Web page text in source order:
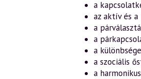
a
az aktív és a
a
a
a
a szociális
a